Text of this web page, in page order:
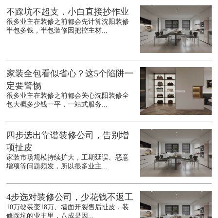
不踩坑不超支，小白直接抄作业
很多业主在装修之前都会先计算沈阳装修
半包多钱，半包装修因把控主材...
家装全包看似省心？这5个陷阱一
定要警惕
很多业主在装修之前都会关心沈阳装修全
包大概多少钱一平，一站式服务...
四步选出靠谱装修公司，告别增
项扯皮
家装市场规模持续扩大，工期延误、恶意
增项等问题频发，所以很多业主...
4步选对装修公司，少花钱不返工
10万硬装变18万、墙面开裂售后扯皮，装
修踩坑的业主里，八成是因...